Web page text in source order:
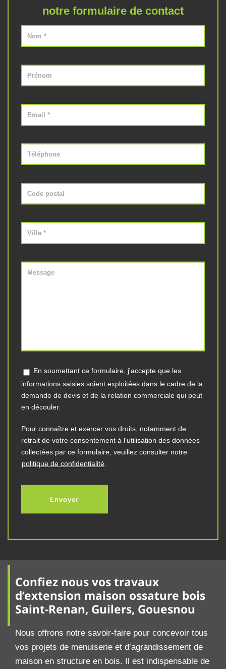
notre formulaire de contact
En soumettant ce formulaire, j'accepte que les
informations saisies soient exploitées dans le cadre de la
demande de devis et de la relation commerciale qui peut
en découler.
Pour connaître et exercer vos droits, notamment de
retrait de votre consentement à l'utilisation des données
collectées par ce formulaire, veuillez consulter notre
politique de confidentialité.
Confiez nous vos travaux
d’extension maison ossature bois
Saint-Renan, Guilers, Gouesnou
Nous offrons notre savoir-faire pour concevoir tous
vos projets de menuiserie et d’agrandissement de
maison en structure en bois. Il est indispensable de